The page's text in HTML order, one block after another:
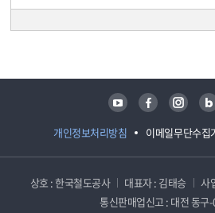
개인정보처리방침 이메일무단수집
유튜브 페이스북 인스타그램 블로그
상호 : 한국철도공사 대표자 : 김태승
사
통신판매업신고 : 대전 동구